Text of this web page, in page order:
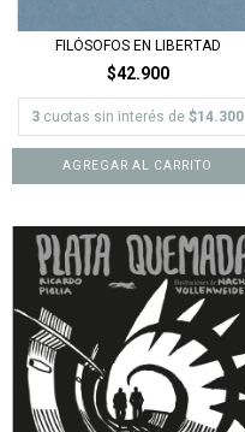
FILÓSOFOS EN LIBERTAD
$42.900
3 cuotas sin interés de $14.300